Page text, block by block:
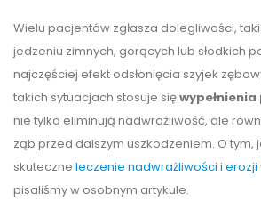
Wielu pacjentów zgłasza dolegliwości,
jedzeniu zimnych, gorących lub słodkich
najczęściej efekt odsłonięcia szyjek
takich sytuacjach stosuje się
nie tylko eliminują nadwrażliwość, ale
ząb przed dalszym uszkodzeniem. O tym,
skuteczne leczenie nadwrażliwości i erozji
pisaliśmy w osobnym artykule.